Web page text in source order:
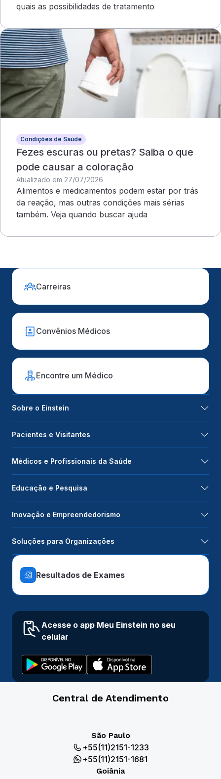
quais as possibilidades de tratamento
Condições de Saúde
Fezes escuras ou pretas? Saiba o que
pode causar a coloração
Atualizado em 27/07/2026
Alimentos e medicamentos podem estar por trás
da reação, mas outras condições mais sérias
também. Veja quando buscar ajuda
Carreiras
Convênios Médicos
Encontre um Médico
Sobre o Einstein
Pacientes e Visitantes
Médicos e Profissionais da Saúde
Educação e Pesquisa
Inovação e Empreendedorismo
Soluções para Organizações
Resultados de Exames
Acesse o app Meu Einstein no seu
celular
Central de Atendimento
São Paulo
+55(11)2151-1233
+55(11)2151-1681
Goiânia